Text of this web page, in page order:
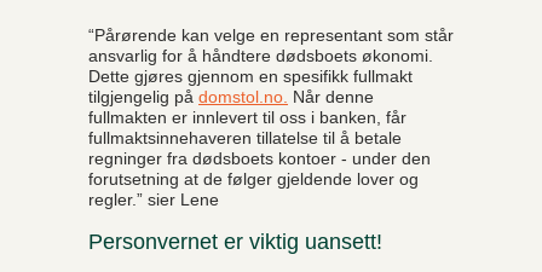
“Pårørende kan velge en representant som står
ansvarlig for å håndtere dødsboets økonomi.
Dette gjøres gjennom en spesifikk fullmakt
tilgjengelig på domstol.no. Når denne
fullmakten er innlevert til oss i banken, får
fullmaktsinnehaveren tillatelse til å betale
regninger fra dødsboets kontoer - under den
forutsetning at de følger gjeldende lover og
regler.” sier Lene
Personvernet er viktig uansett!